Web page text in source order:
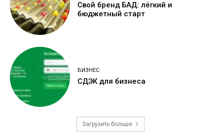
Свой бренд БАД: лёгкий и
бюджетный старт
БИЗНЕС
СДЭК для бизнеса
Загрузить больше